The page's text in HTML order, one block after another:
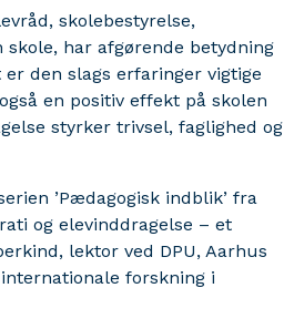
skolebestyrelse,
har afgørende betydning
den slags erfaringer vigtige
en positiv effekt på skolen
styrker trivsel, faglighed og
’Pædagogisk indblik’ fra
og elevinddragelse – et
lektor ved DPU, Aarhus
forskning i